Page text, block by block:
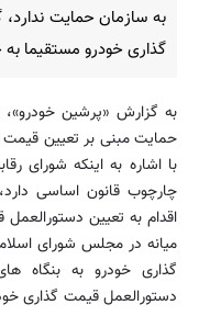
به سازمان حمایت
گذاری خودرو مستقیما
به گزارش «پرشین
حمایت مبنی بر تعیین قیمت
با اشاره به اینکه شورای
چارچوب قانون اساسی
اقدام به تعیین
میانه در مجلس شورای
گذاری خودرو به بنگاه
دستورالعمل قیمت گذاری